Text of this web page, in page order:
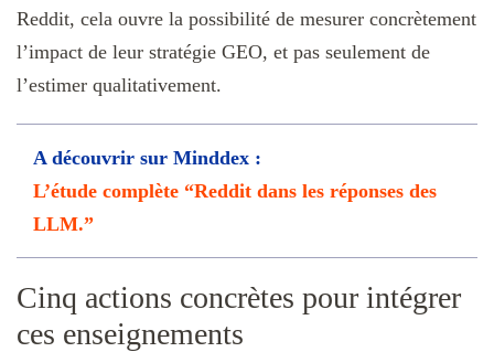
Reddit, cela ouvre la possibilité de mesurer concrètement
l’impact de leur stratégie GEO, et pas seulement de
l’estimer qualitativement.
A découvrir sur Minddex :
L’étude complète “Reddit dans les réponses des
LLM.”
Cinq actions concrètes pour intégrer
ces enseignements